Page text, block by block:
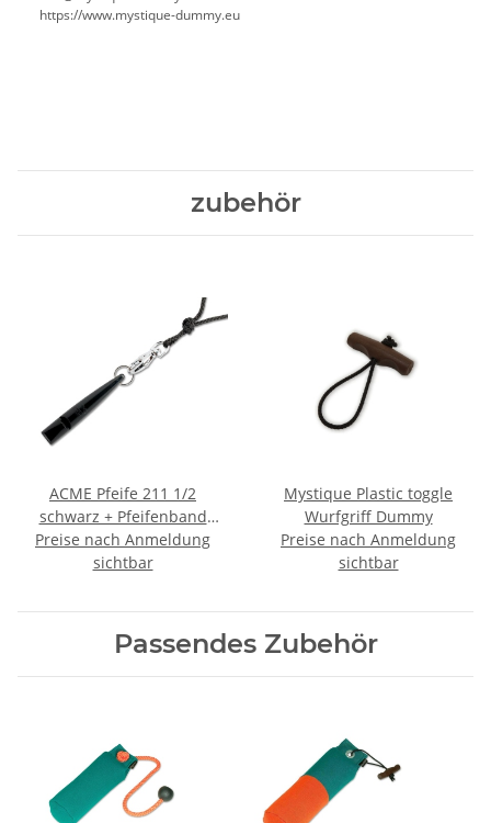
https://www.mystique-dummy.eu
zubehör
ACME Pfeife 211 1/2
schwarz + Pfeifenband
kostenlos
Preise nach Anmeldung
sichtbar
Mystique Plastic toggle
Wurfgriff Dummy
Preise nach Anmeldung
sichtbar
Passendes Zubehör